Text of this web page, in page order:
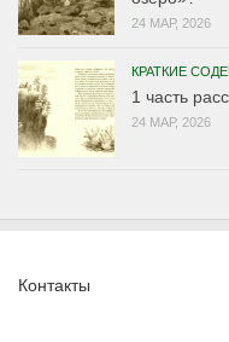
24 МАР, 2026
КРАТКИЕ
1 часть
24 МАР, 2026
Контакты